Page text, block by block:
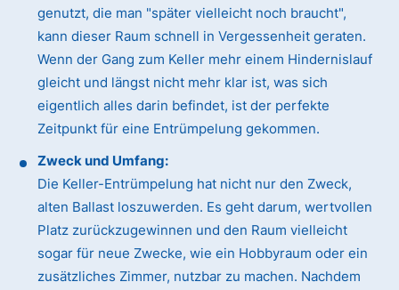
genutzt, die man "später vielleicht noch braucht",
kann dieser Raum schnell in Vergessenheit geraten.
Wenn der Gang zum Keller mehr einem Hindernislauf
gleicht und längst nicht mehr klar ist, was sich
eigentlich alles darin befindet, ist der perfekte
Zeitpunkt für eine Entrümpelung gekommen.
Zweck und Umfang:
Die Keller-Entrümpelung hat nicht nur den Zweck,
alten Ballast loszuwerden. Es geht darum, wertvollen
Platz zurückzugewinnen und den Raum vielleicht
sogar für neue Zwecke, wie ein Hobbyraum oder ein
zusätzliches Zimmer, nutzbar zu machen. Nachdem